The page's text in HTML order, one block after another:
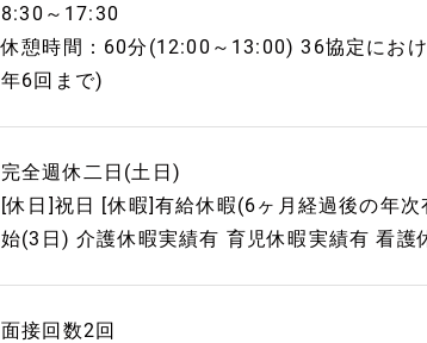
8:30～17:30
休憩時間：60分(12:00～13:00) 36協定にお
年6回まで)
完全週休二日(土日)
[休日]祝日 [休暇]有給休暇(6ヶ月経過後の年
始(3日) 介護休暇実績有 育児休暇実績有 看護
面接回数2回